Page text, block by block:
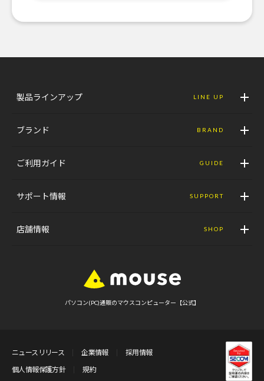
製品ラインアップ LINE UP
ブランド BRAND
ご利用ガイド GUIDE
サポート情報 SUPPORT
店舗情報 SHOP
パソコン(PC)通販のマウスコンピューター【公式】
ニュースリリース 企業情報
採用情報
個人情報保護方針
規約